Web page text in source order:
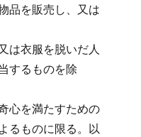
品を販売し、又は
は衣服を脱いだ人
するものを除
心を満たすための
るものに限る。以